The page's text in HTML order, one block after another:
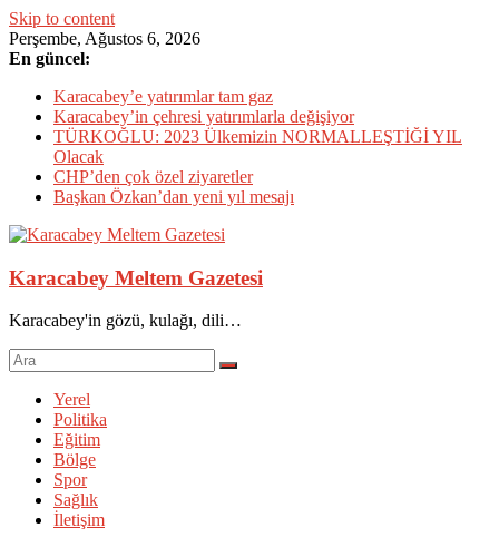
Skip to content
Perşembe, Ağustos 6, 2026
En güncel:
Karacabey’e yatırımlar tam gaz
Karacabey’in çehresi yatırımlarla değişiyor
TÜRKOĞLU: 2023 Ülkemizin NORMALLEŞTİĞİ YIL
Olacak
CHP’den çok özel ziyaretler
Başkan Özkan’dan yeni yıl mesajı
Karacabey Meltem Gazetesi
Karacabey'in gözü, kulağı, dili…
Yerel
Politika
Eğitim
Bölge
Spor
Sağlık
İletişim